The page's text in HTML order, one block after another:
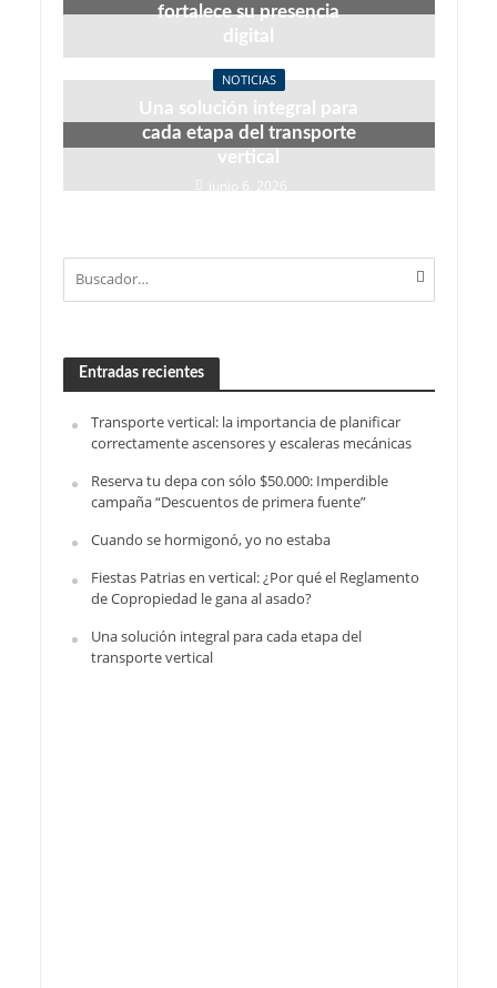
fortalece su presencia
digital
NOTICIAS
Una solución integral para
cada etapa del transporte
vertical
junio 6, 2026
Entradas recientes
Transporte vertical: la importancia de planificar
correctamente ascensores y escaleras mecánicas
Reserva tu depa con sólo $50.000: Imperdible
campaña “Descuentos de primera fuente”
Cuando se hormigonó, yo no estaba
Fiestas Patrias en vertical: ¿Por qué el Reglamento
de Copropiedad le gana al asado?
Una solución integral para cada etapa del
transporte vertical